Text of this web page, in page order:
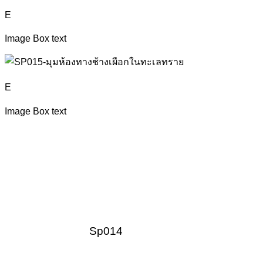
E
Image Box text
E
Image Box text
Sp014